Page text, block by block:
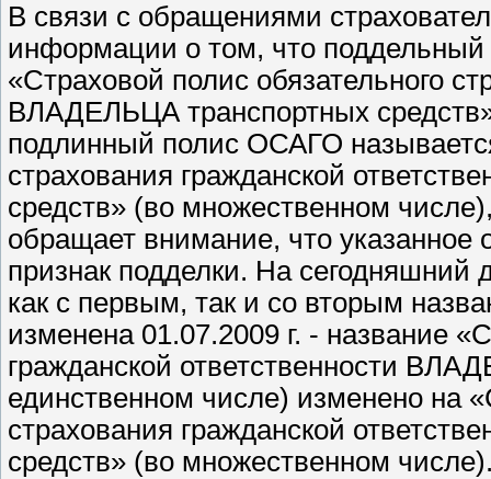
В связи с обращениями
информации о том, что
«Страховой полис обязательного
ВЛАДЕЛЬЦА транспортных
подлинный полис ОСАГО
страхования гражданской
средств» (во множественном
обращает внимание, что указанное
признак подделки. На сегодняшний
как с первым, так и со вторым
изменена 01.07.2009 г. - название
гражданской ответственности
единственном числе) изменено на
страхования гражданской
средств» (во множественном